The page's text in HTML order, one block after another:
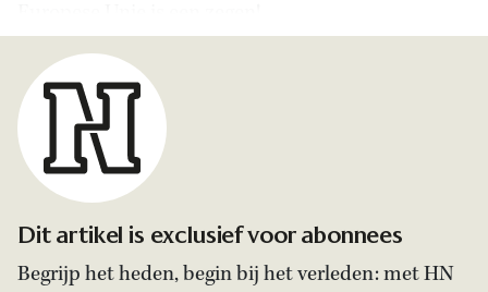
Dit artikel is exclusief voor abonnees
Begrijp het heden, begin bij het verleden: met HN